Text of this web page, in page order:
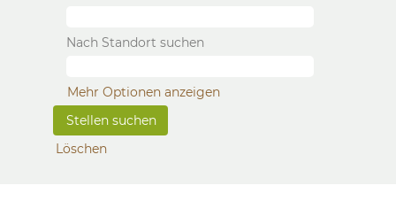
Nach Standort suchen
Mehr Optionen anzeigen
Löschen